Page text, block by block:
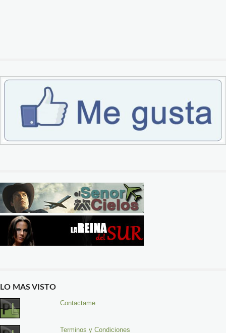
LO MAS VISTO
Contactame
Terminos y Condiciones